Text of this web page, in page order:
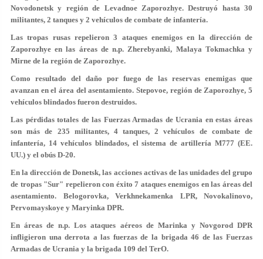
Novodonetsk y región de Levadnoe Zaporozhye. Destruyó hasta 30
militantes, 2 tanques y 2 vehículos de combate de infantería.
Las tropas rusas repelieron 3 ataques enemigos en la dirección de
Zaporozhye en las áreas de n.p. Zherebyanki, Malaya Tokmachka y
Mirne de la región de Zaporozhye.
Como resultado del daño por fuego de las reservas enemigas que
avanzan en el área del asentamiento. Stepovoe, región de Zaporozhye, 5
vehículos blindados fueron destruidos.
Las pérdidas totales de las Fuerzas Armadas de Ucrania en estas áreas
son más de 235 militantes, 4 tanques, 2 vehículos de combate de
infantería, 14 vehículos blindados, el sistema de artillería M777 (EE.
UU.) y el obús D-20.
En la dirección de Donetsk, las acciones activas de las unidades del grupo
de tropas "Sur" repelieron con éxito 7 ataques enemigos en las áreas del
asentamiento. Belogorovka, Verkhnekamenka LPR, Novokalinovo,
Pervomayskoye y Maryinka DPR.
En áreas de n.p. Los ataques aéreos de Marinka y Novgorod DPR
infligieron una derrota a las fuerzas de la brigada 46 de las Fuerzas
Armadas de Ucrania y la brigada 109 del TerO.